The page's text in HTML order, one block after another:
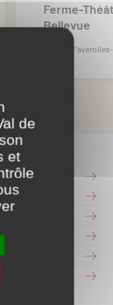
Ferme-
Bellevue
Villentrois-
de
et